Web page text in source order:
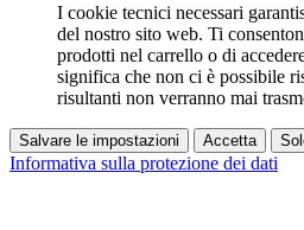
I cookie tecnici necessari
del nostro sito web. Ti
prodotti nel carrello o di
significa che non ci è possibile
risultanti non verranno mai
Salvare le impostazioni Accetta
Informativa sulla protezione dei dati